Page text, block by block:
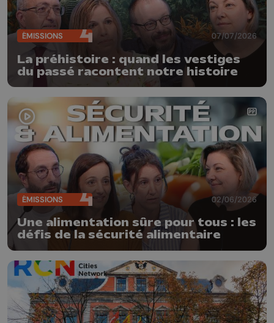
ÉMISSIONS 07/07/2026
La préhistoire : quand les vestiges
du passé racontent notre histoire
ÉMISSIONS 02/06/2026
Une alimentation sûre pour tous : les
défis de la sécurité alimentaire